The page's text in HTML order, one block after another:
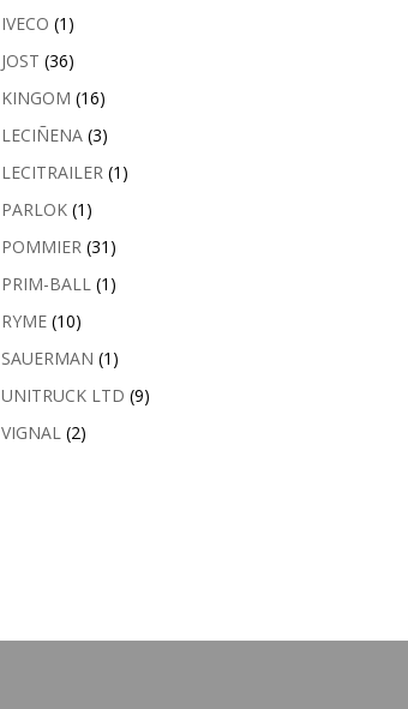
IVECO (1)
JOST (36)
KINGOM (16)
LECIÑENA (3)
LECITRAILER (1)
PARLOK (1)
POMMIER (31)
PRIM-BALL (1)
RYME (10)
SAUERMAN (1)
UNITRUCK LTD (9)
VIGNAL (2)